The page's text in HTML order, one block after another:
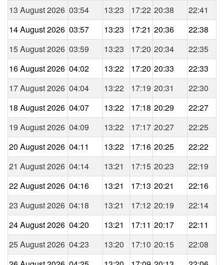
13 August 2026 03:54 13:23 17:22 20:38
22:41
14 August 2026 03:57 13:23 17:21 20:36
22:38
15 August 2026 03:59 13:23 17:20 20:34
22:35
16 August 2026 04:02 13:22 17:20 20:33
22:33
17 August 2026 04:04 13:22 17:19 20:31
22:30
18 August 2026 04:07 13:22 17:18 20:29
22:27
19 August 2026 04:09 13:22 17:17 20:27
22:25
20 August 2026 04:11 13:22 17:16 20:25
22:22
21 August 2026 04:14 13:21 17:15 20:23
22:19
22 August 2026 04:16 13:21 17:13 20:21
22:16
23 August 2026 04:18 13:21 17:12 20:19
22:14
24 August 2026 04:20 13:21 17:11 20:17
22:11
25 August 2026 04:23 13:20 17:10 20:15
22:08